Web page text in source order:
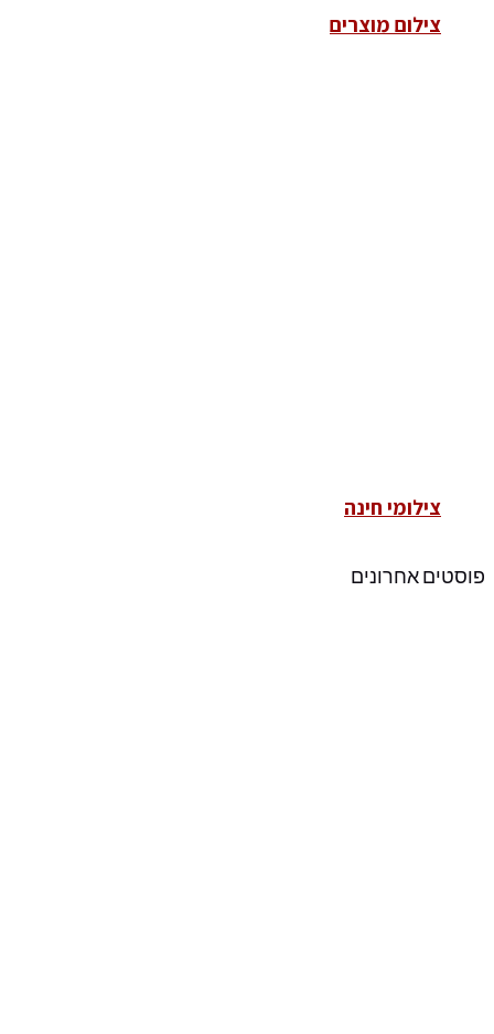
צילום מוצרים
צילומי חינה
פוסטים אחרונים